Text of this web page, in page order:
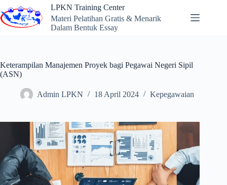
to
content
LPKN Training Center
Materi Pelatihan Gratis & Menarik
Dalam Bentuk Essay
Keterampilan Manajemen Proyek bagi Pegawai Negeri Sipil
(ASN)
Admin LPKN 18 April 2024 Kepegawaian